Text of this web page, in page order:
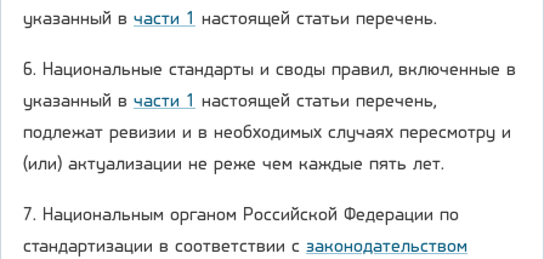
указанный в части 1 настоящей статьи перечень.
6. Национальные стандарты и своды правил, включенные в
указанный в части 1 настоящей статьи перечень,
подлежат ревизии и в необходимых случаях пересмотру и
(или) актуализации не реже чем каждые пять лет.
7. Национальным органом Российской Федерации по
стандартизации в соответствии с законодательством